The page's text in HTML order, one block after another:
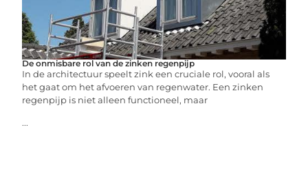
De onmisbare rol van de zinken regenpijp
In de architectuur speelt zink een cruciale rol, vooral als
het gaat om het afvoeren van regenwater. Een zinken
regenpijp is niet alleen functioneel, maar
...